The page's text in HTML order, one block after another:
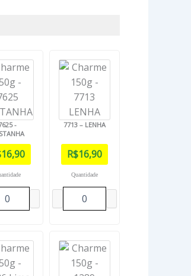
-
16,90
7713 – LENHA
R$16,90
Quantidade